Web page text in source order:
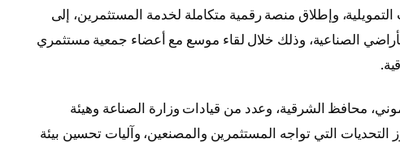
وإطلاق منصة رقمية متكاملة لخدمة المستثمرين، إلى
الصناعية، وذلك خلال لقاء موسع مع أعضاء جمعية مستثمري
محافظ الشرقية، وعدد من قيادات وزارة الصناعة وهيئة
التحديات التي تواجه المستثمرين والمصنعين، وآليات تحسين بيئة